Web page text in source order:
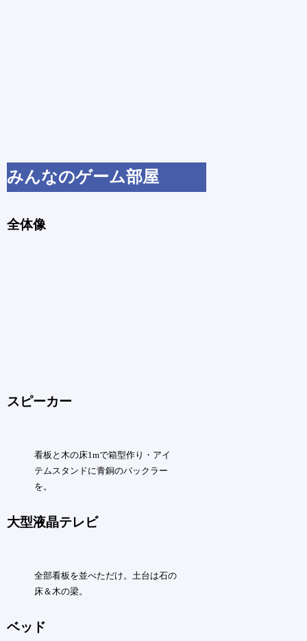
みんなのゲーム部屋
全体像
スピーカー
看板と木の床1mで箱型作り・アイ
テムスタンドに青銅のバックラー
を。
大型液晶テレビ
全部看板を並べただけ。土台は石の
床＆木の梁。
ベッド